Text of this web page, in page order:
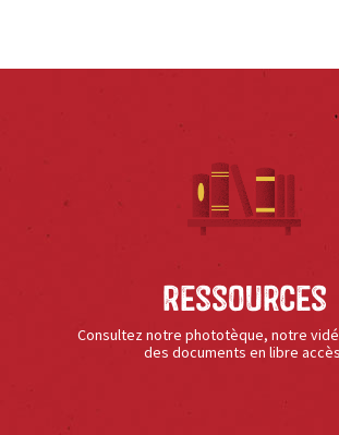
Ressources
Consultez notre phototèque, notre
des documents en libre